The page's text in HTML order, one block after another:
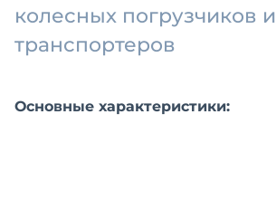
колесных погрузчиков и
транспортеров
Основные характеристики: